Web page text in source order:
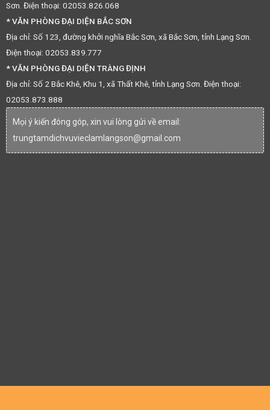
Sơn. Điện thoại: 02053.826.068
* VĂN PHÒNG ĐẠI DIỆN BẮC SƠN
Địa chỉ: Số 123, đường khởi nghĩa Bắc Sơn, xã Bắc Sơn, tỉnh Lạng Sơn.
Điện thoại: 02053.839.777
* VĂN PHÒNG ĐẠI DIỆN TRÀNG ĐỊNH
Địa chỉ: Số 2 Bắc Khê, Khu 1, xã Thất Khê, tỉnh Lạng Sơn. Điện thoại:
02053.873.888
Mọi ý kiến đóng góp, xin vui lòng gửi về email:
trungtamdichvuvieclamlangson@gmail.com